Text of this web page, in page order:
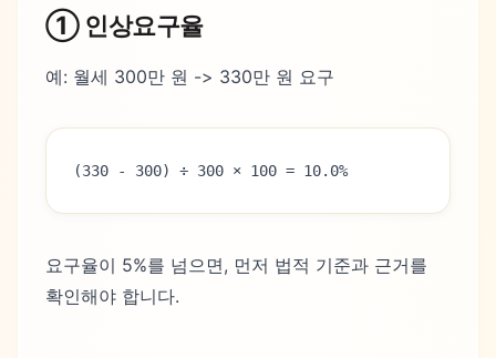
① 인상요구율
예: 월세 300만 원 -> 330만 원 요구
(330 - 300) ÷ 300 × 100 = 10.0%
요구율이 5%를 넘으면, 먼저 법적 기준과 근거를
확인해야 합니다.